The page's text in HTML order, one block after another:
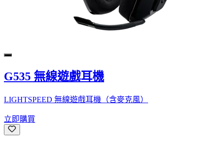
G535 無線遊戲耳機
LIGHTSPEED 無線遊戲耳機（含麥克風）
立即購買